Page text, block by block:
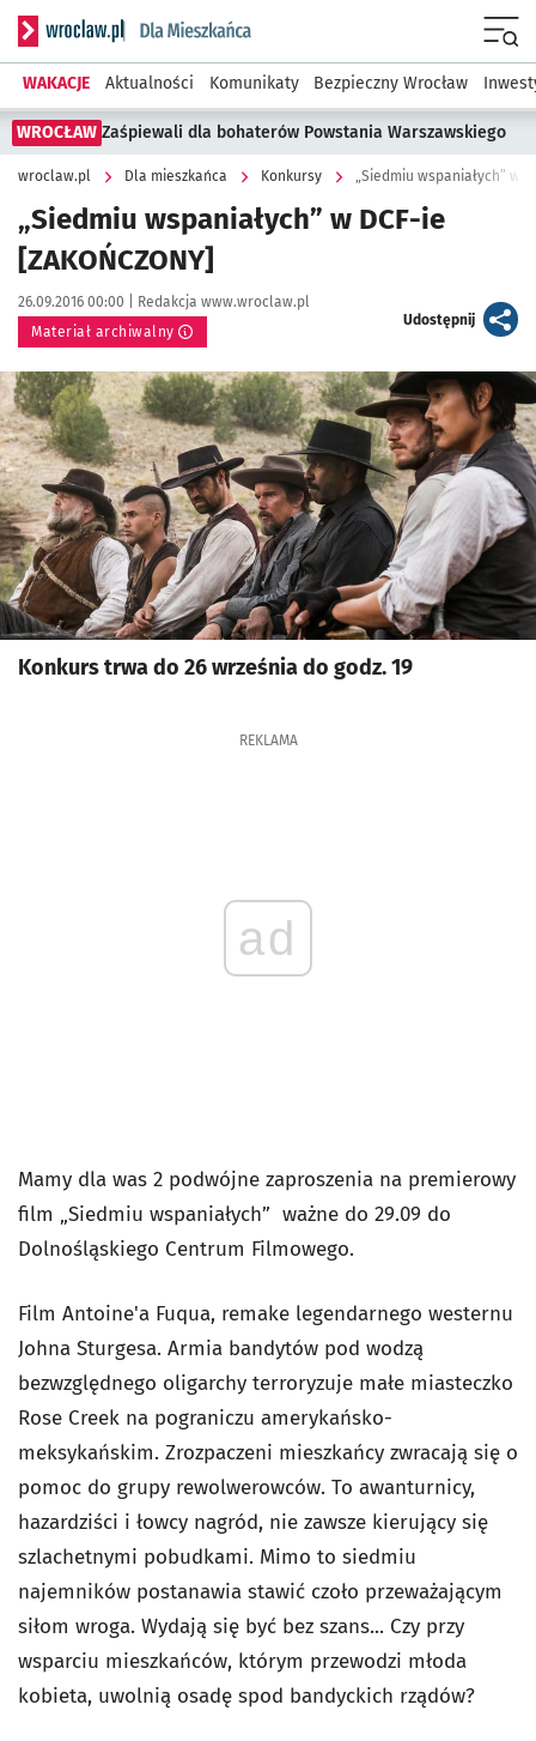
Serwis informacyjny wroclaw.pl podserwis: Dla mieszkańca
WAKACJE Aktualności Komunikaty Bezpieczny Wrocław
WROCŁAW Zaśpiewali dla bohaterów Powstania Warszawskiego
wroclaw.pl Dla mieszkańca Konkursy „Siedmiu wspaniałych” w
„Siedmiu wspaniałych” w DCF-ie
[ZAKOŃCZONY]
Data publikacji:
26.09.2016 00:00 | Autor:
Redakcja www.wroclaw.pl
Materiał archiwalny
Udostępnijartykuł
Kliknij, aby powiększyć
Konkurs trwa do 26 września do godz. 19
REKLAMA
ad
Mamy dla was 2 podwójne zaproszenia na premierowy
film „Siedmiu wspaniałych” ważne do 29.09 do
Dolnośląskiego Centrum Filmowego.
Film Antoine'a Fuqua, remake legendarnego westernu
Johna Sturgesa. Armia bandytów pod wodzą
bezwzględnego oligarchy terroryzuje małe miasteczko
Rose Creek na pograniczu amerykańsko-
meksykańskim. Zrozpaczeni mieszkańcy zwracają się o
pomoc do grupy rewolwerowców. To awanturnicy,
hazardziści i łowcy nagród, nie zawsze kierujący się
szlachetnymi pobudkami. Mimo to siedmiu
najemników postanawia stawić czoło przeważającym
siłom wroga. Wydają się być bez szans... Czy przy
wsparciu mieszkańców, którym przewodzi młoda
kobieta, uwolnią osadę spod bandyckich rządów?